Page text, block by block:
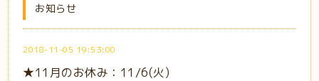
お知らせ
2018-11-05 19:53:00
★11月のお休み：11/6(火)